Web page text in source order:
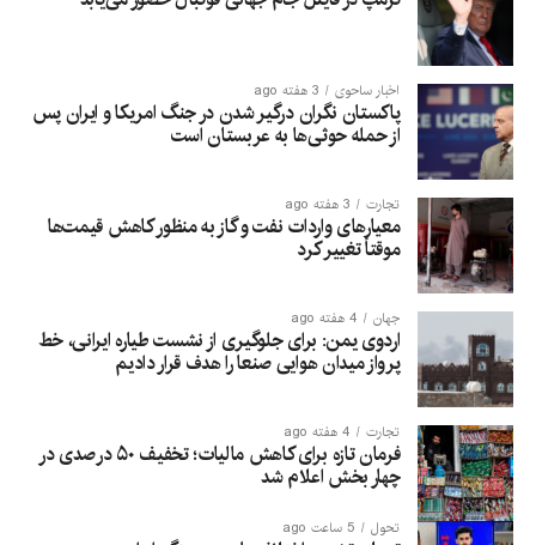
اخبار ساحوی 3 هفته ago
پاکستان نگران درگیر شدن در جنگ امریکا و ایران پس
از حمله حوثی‌ها به عربستان است
تجارت 3 هفته ago
معیارهای واردات نفت و گاز به منظور کاهش قیمت‌ها
موقتاً تغییر کرد
جهان 4 هفته ago
اردوی یمن: برای جلوگیری از نشست طیاره ایرانی، خط
پرواز میدان هوایی صنعا را هدف قرار دادیم
تجارت 4 هفته ago
فرمان تازه برای کاهش مالیات؛ تخفیف ۵۰ درصدی در
چهار بخش اعلام شد
تحول 5 ساعت ago